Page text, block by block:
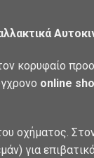
κορυφαίο
online
οχήματος.
για